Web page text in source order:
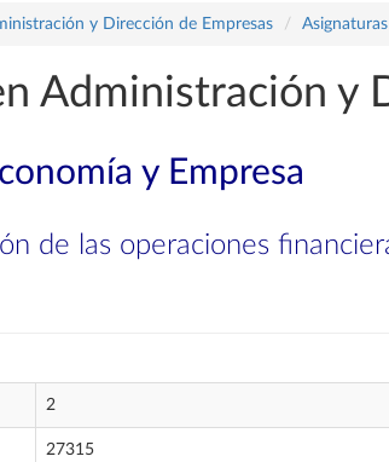
y Dirección de Empresas
Administración y
y Empresa
de las operaciones
2
27315